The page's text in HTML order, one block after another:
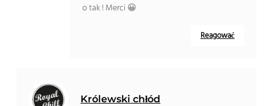
o tak ! Merci 😀
Reagować
Królewski chłód